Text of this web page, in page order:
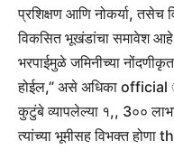
प्रशिक्षण आणि नोकर्या, तसेच
विकसित भूखंडांचा समावेश
भरपाईमुळे जमिनीच्या
होईल,” असे अधिका official
कुटुंबे व्यापलेल्या १,, 3००
त्यांच्या भूमीसह विभक्त